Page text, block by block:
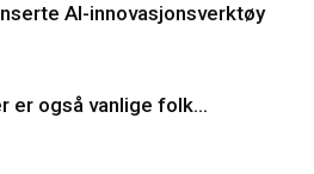
AI-innovasjonsverktøy
er også vanlige folk…